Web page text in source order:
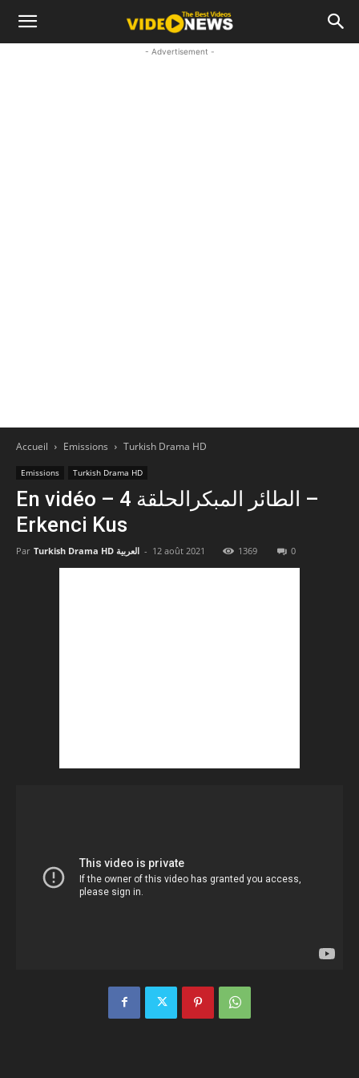
- Advertisement -
Accueil Emissions Turkish Drama HD
Emissions Turkish Drama HD
En vidéo – الطائر المبكرالحلقة 4 –
Erkenci Kus
Par Turkish Drama HD العربية - 12 août 2021 1369 0